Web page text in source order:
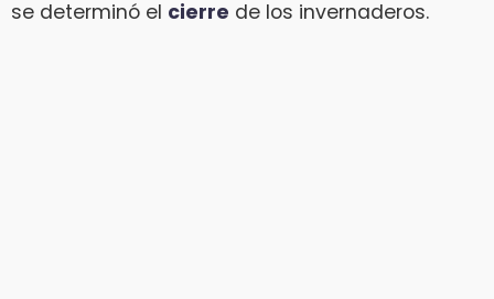
se determinó el cierre de los invernaderos.